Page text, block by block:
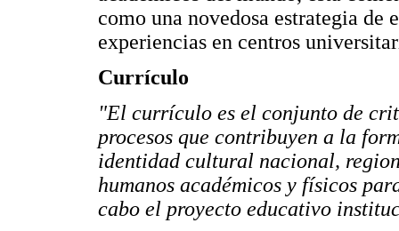
como una novedosa estrategia de
experiencias en centros
Currículo
"El currículo es el conjunto de
procesos que contribuyen a la
identidad cultural nacional,
humanos académicos y físicos
cabo el proyecto educativo